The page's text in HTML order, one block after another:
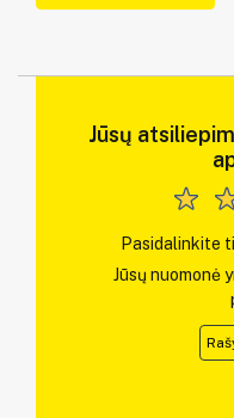
Jūsų
Pasidalinkite
Jūsų nuomonė